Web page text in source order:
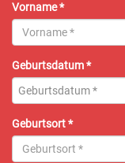
Vorname*
Geburtsdatum*
Geburtsdatum *
Geburtsort*